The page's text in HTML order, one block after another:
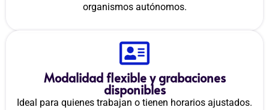
organismos autónomos.
Modalidad flexible y grabaciones
disponibles
Ideal para quienes trabajan o tienen horarios ajustados.